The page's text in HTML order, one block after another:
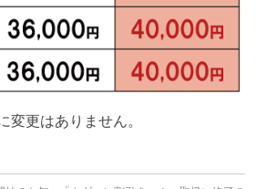
更はありません。